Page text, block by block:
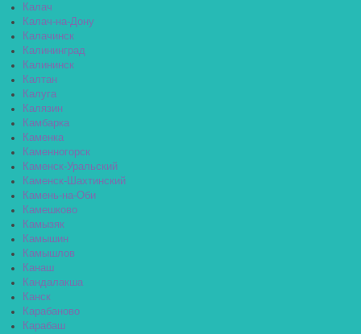
Калач
Калач-на-Дону
Калачинск
Калининград
Калининск
Калтан
Калуга
Калязин
Камбарка
Каменка
Каменногорск
Каменск-Уральский
Каменск-Шахтинский
Камень-на-Оби
Камешково
Камызяк
Камышин
Камышлов
Канаш
Кандалакша
Канск
Карабаново
Карабаш